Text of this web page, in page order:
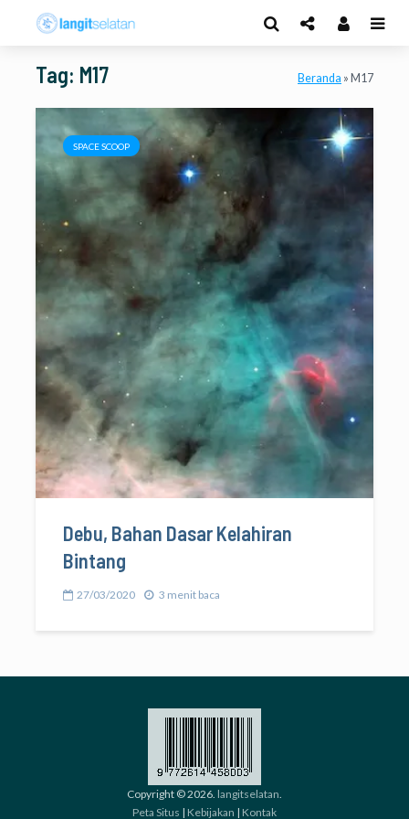
Tag: M17 Beranda » M17
SPACE SCOOP
Debu, Bahan Dasar Kelahiran
Bintang
27/03/2020 3 menit baca
Copyright © 2026. langitselatan
Peta Situs | Kebijakan | Kontak